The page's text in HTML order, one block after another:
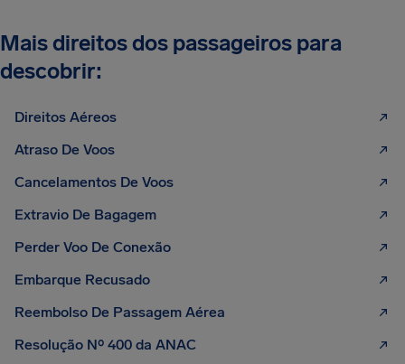
Mais direitos dos passageiros para
descobrir:
Direitos Aéreos
Atraso De Voos
Cancelamentos De Voos
Extravio De Bagagem
Perder Voo De Conexão
Embarque Recusado
Reembolso De Passagem Aérea
Resolução Nº 400 da ANAC